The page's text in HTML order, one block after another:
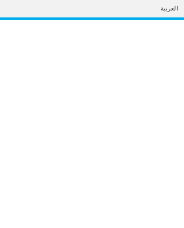
العربية